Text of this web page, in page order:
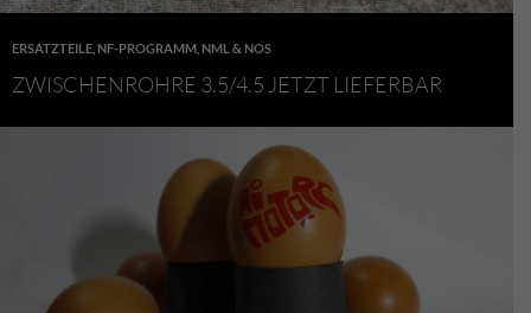
ERSATZTEILE NF-PROGRAMM NML & NOS
ZWISCHENROHRE 3.5/4.5 JETZT LIEFERBAR